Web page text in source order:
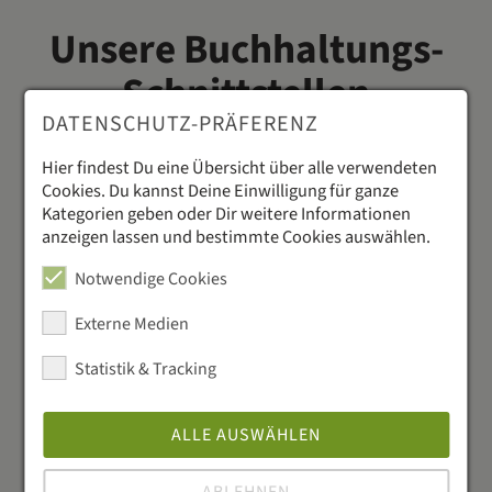
Unsere Buchhaltungs-
Schnittstellen
Spare Zeit und reduziere Fehler: Binde bekannte
Buchhaltungs- und Steuerberatungssoftware direkt
an Dein System an, um Daten ohne Umweg aus
Deinem Kassenbuch bzw. Kassensystem zu
exportieren.
DATENSCHUTZ-PRÄFERENZ
Hier findest Du eine Übersicht über alle verwendeten
Cookies. Du kannst Deine Einwilligung für ganze
Kategorien geben oder Dir weitere Informationen
anzeigen lassen und bestimmte Cookies auswählen.
Notwendige Cookies
Externe Medien
Statistik & Tracking
ALLE AUSWÄHLEN